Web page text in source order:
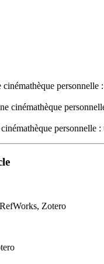
cinémathèque
Zotero